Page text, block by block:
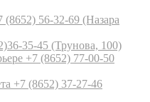
(8652) 56-32-69 (Назара
35-45 (Трунова, 100)
+7 (8652) 77-00-50
+7 (8652) 37-27-46